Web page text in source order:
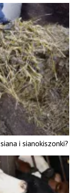
i sianokiszonki?